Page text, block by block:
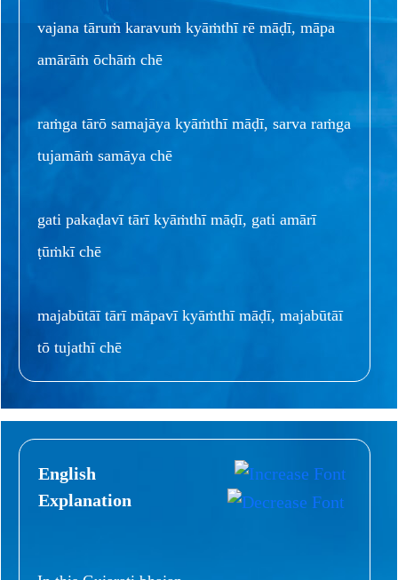
vajana tāruṁ karavuṁ kyāṁthī rē māḍī, māpa
amārāṁ ōchāṁ chē
raṁga tārō samajāya kyāṁthī māḍī, sarva raṁga
tujamāṁ samāya chē
gati pakaḍavī tārī kyāṁthī māḍī, gati amārī
ṭūṁkī chē
majabūtāī tārī māpavī kyāṁthī māḍī, majabūtāī
tō tujathī chē
English
Explanation